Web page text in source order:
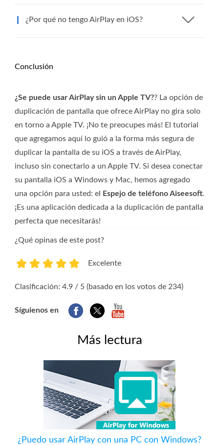
¿Por qué no tengo AirPlay en iOS?
Conclusión
¿Se puede usar AirPlay sin un Apple TV?? La opción de
duplicación de pantalla que ofrece AirPlay no gira solo
en torno a Apple TV. ¡No te preocupes más! El tutorial
que agregamos aquí lo guió a la forma más segura de
duplicar la pantalla de su iOS a través de AirPlay,
incluso sin conectarlo a un Apple TV. Si desea conectar
su pantalla iOS a Windows y Mac, hemos agregado
una opción para usted: el
Espejo de teléfono Aiseesoft.
¡Es una aplicación dedicada a la duplicación de pantalla
perfecta que necesitarás!
¿Qué opinas de este post?
Excelente
Clasificación: 4.9 / 5 (basado en los votos de 234)
Síguienos en
Más lectura
¿Puedo usar AirPlay con una PC con Windows?